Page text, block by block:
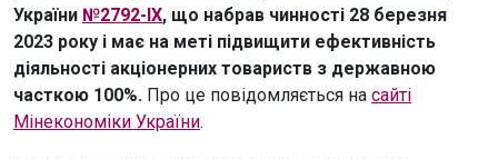
України №2792-IX, що набрав чинності 28 березня
2023 року і має на меті підвищити ефективність
діяльності акціонерних товариств з державною
часткою 100%. Про це повідомляється на сайті
Мінекономіки України.